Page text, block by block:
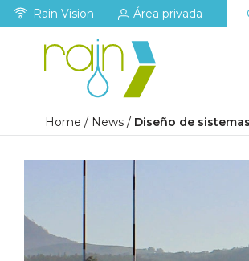
Rain Vision Área privada
Home / News / Diseño de